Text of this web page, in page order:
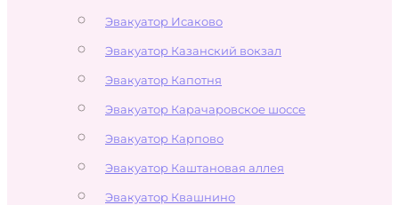
Эвакуатор Исаково
Эвакуатор Казанский вокзал
Эвакуатор Капотня
Эвакуатор Карачаровское шоссе
Эвакуатор Карпово
Эвакуатор Каштановая аллея
Эвакуатор Квашнино